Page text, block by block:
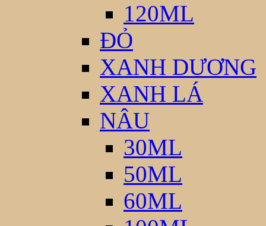
120ML
ĐỎ
XANH DƯƠNG
XANH LÁ
NÂU
30ML
50ML
60ML